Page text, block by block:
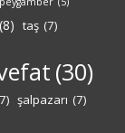
(8) taş (7)
(30)
şalpazarı (7)